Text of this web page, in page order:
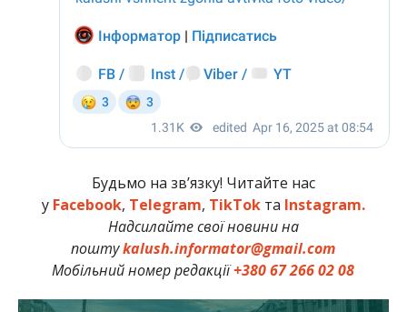
Будьмо на зв’язку! Читайте нас
у Facebook, Telegram, TikTokта Instagram.
Надсилайте свої новини на
поштуkalush.informator@gmail.com
Мобільний номер редакції+380 67 266 02 08